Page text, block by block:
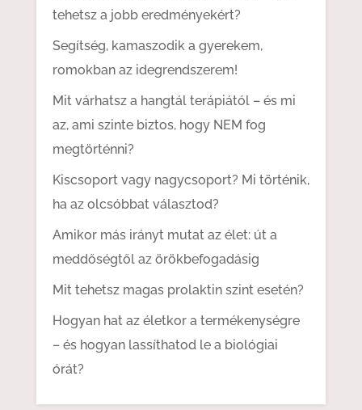
tehetsz a jobb eredményekért?
Segítség, kamaszodik a gyerekem,
romokban az idegrendszerem!
Mit várhatsz a hangtál terápiától – és mi
az, ami szinte biztos, hogy NEM fog
megtörténni?
Kiscsoport vagy nagycsoport? Mi történik,
ha az olcsóbbat választod?
Amikor más irányt mutat az élet: út a
meddőségtől az örökbefogadásig
Mit tehetsz magas prolaktin szint esetén?
Hogyan hat az életkor a termékenységre
– és hogyan lassíthatod le a biológiai
órát?